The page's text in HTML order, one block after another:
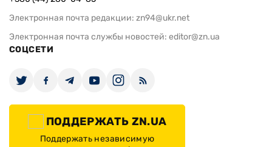
Электронная почта редакции: zn94@ukr.net
Электронная почта службы новостей: editor@zn.ua
СОЦСЕТИ
ПОДДЕРЖАТЬ ZN.UA
Поддержать независимую